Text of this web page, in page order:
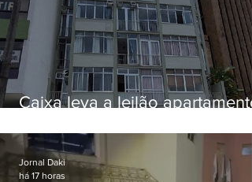
Caixa leva a leilão apartamento
Botafogo
Jornal Daki
há 17 horas